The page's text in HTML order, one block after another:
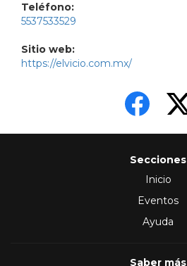
Teléfono:
5537533529
Sitio web:
https://elvicio.com.mx/
Secciones
Inicio
Eventos
Ayuda
Saber más